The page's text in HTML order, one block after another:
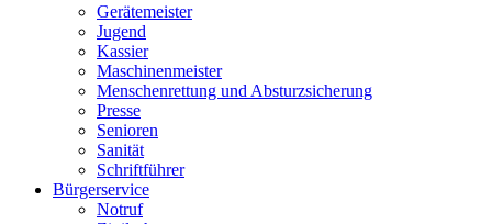
Gerätemeister
Jugend
Kassier
Maschinenmeister
Menschenrettung und Absturzsicherung
Presse
Senioren
Sanität
Schriftführer
Bürgerservice
Notruf